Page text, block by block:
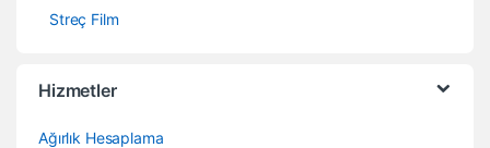
Streç Film
Hizmetler
Ağırlık Hesaplama